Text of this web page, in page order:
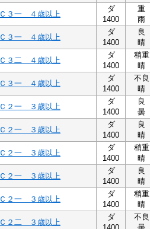
Ｃ３一 ４歳以上
ダ
1400
重
雨
Ｃ３一 ４歳以上
ダ
1400
良
晴
Ｃ３二 ４歳以上
ダ
1400
稍重
晴
Ｃ３一 ４歳以上
ダ
1400
不良
晴
Ｃ２一 ３歳以上
ダ
1400
良
曇
Ｃ２一 ３歳以上
ダ
1400
良
晴
Ｃ２一 ３歳以上
ダ
1400
稍重
晴
Ｃ２一 ３歳以上
ダ
1400
良
晴
Ｃ２一 ３歳以上
ダ
1400
稍重
晴
Ｃ２二 ３歳以上
ダ
不良